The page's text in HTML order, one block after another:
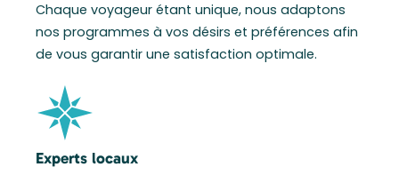
Chaque voyageur étant unique, nous adaptons
nos programmes à vos désirs et préférences afin
de vous garantir une satisfaction optimale.
Experts locaux